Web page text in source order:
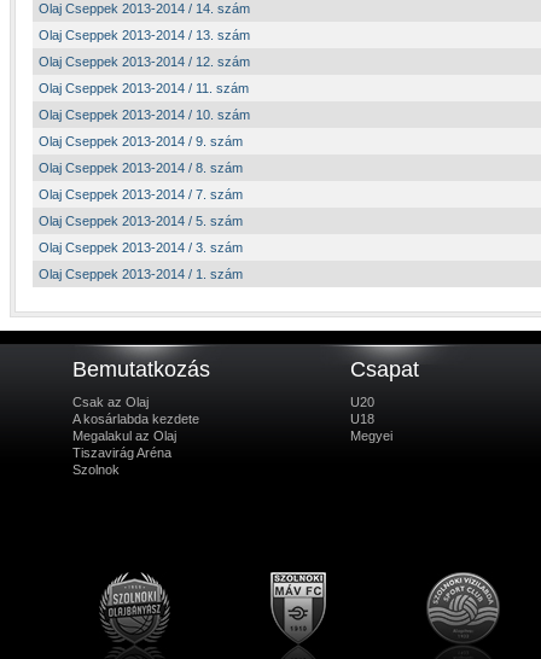
Olaj Cseppek 2013-2014 / 14. szám
Olaj Cseppek 2013-2014 / 13. szám
Olaj Cseppek 2013-2014 / 12. szám
Olaj Cseppek 2013-2014 / 11. szám
Olaj Cseppek 2013-2014 / 10. szám
Olaj Cseppek 2013-2014 / 9. szám
Olaj Cseppek 2013-2014 / 8. szám
Olaj Cseppek 2013-2014 / 7. szám
Olaj Cseppek 2013-2014 / 5. szám
Olaj Cseppek 2013-2014 / 3. szám
Olaj Cseppek 2013-2014 / 1. szám
Bemutatkozás
Csak az Olaj
A kosárlabda kezdete
Megalakul az Olaj
Tiszavirág Aréna
Szolnok
Csapat
U20
U18
Megyei